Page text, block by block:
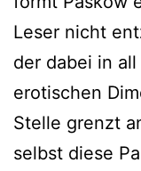
Leser nicht
der dabei in
erotischen
Stelle grenzt
selbst diese